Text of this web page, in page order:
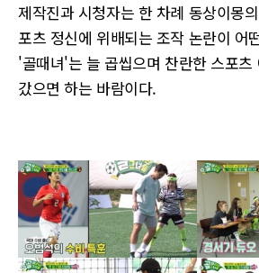
제작진과 시청자는 한 차례 동상이몽
포츠 정신에 위배되는 조작 논란이 어
'골때녀'는 늘 곱씹으며 찬란한 스포츠
갔으면 하는 바람이다.